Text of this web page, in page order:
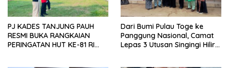
PJ KADES TANJUNG PAUH
RESMI BUKA RANGKAIAN
PERINGATAN HUT KE-81 RI
Dari Bumi Pulau Toge ke
Panggung Nasional, Camat
Lepas 3 Utusan Singingi Hilir